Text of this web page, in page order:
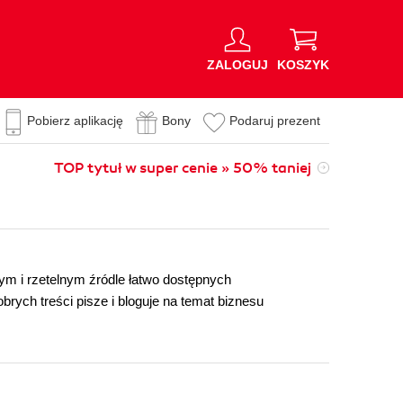
ZALOGUJ KOSZYK
Pobierz aplikację Bony Podaruj prezent
TOP tytuł w super cenie » 50% taniej
i rzetelnym źródle łatwo dostępnych
treści pisze i bloguje na temat biznesu